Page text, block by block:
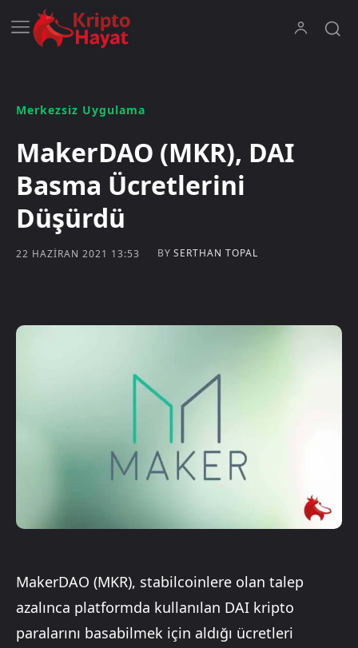
Merkezsiz Uygulama
MakerDAO (MKR), DAI
Basma Ücretlerini
Düşürdü
22 HAZIRAN 2021 13:53 BY SERTHAN TOPAL
MakerDAO (MKR), stabilcoinlere olan talep
azalınca platformda kullanılan DAI kripto
paralarını basabilmek için aldığı ücretleri